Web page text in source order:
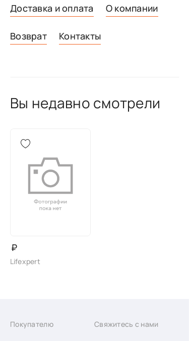
Доставка и оплата О компании
Возврат Контакты
Вы недавно смотрели
₽
Lifexpert
Покупателю Свяжитесь с нами